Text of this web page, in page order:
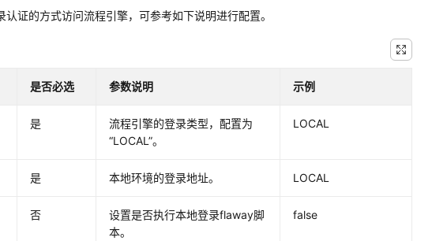
证的方式访问流程引擎，可参考如下说明进行配置。
是否必选 参数说明 示例
是
流程引擎的登录类型，配置为
“LOCAL”。
LOCAL
是 本地环境的登录地址。 LOCAL
否
设置是否执行本地登录flaway脚
本。
false